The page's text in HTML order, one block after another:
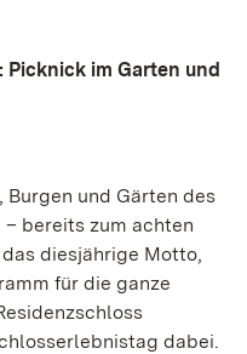
Picknick im Garten und
Burgen und Gärten des
bereits zum achten
das diesjährige Motto,
für die ganze
dabei.